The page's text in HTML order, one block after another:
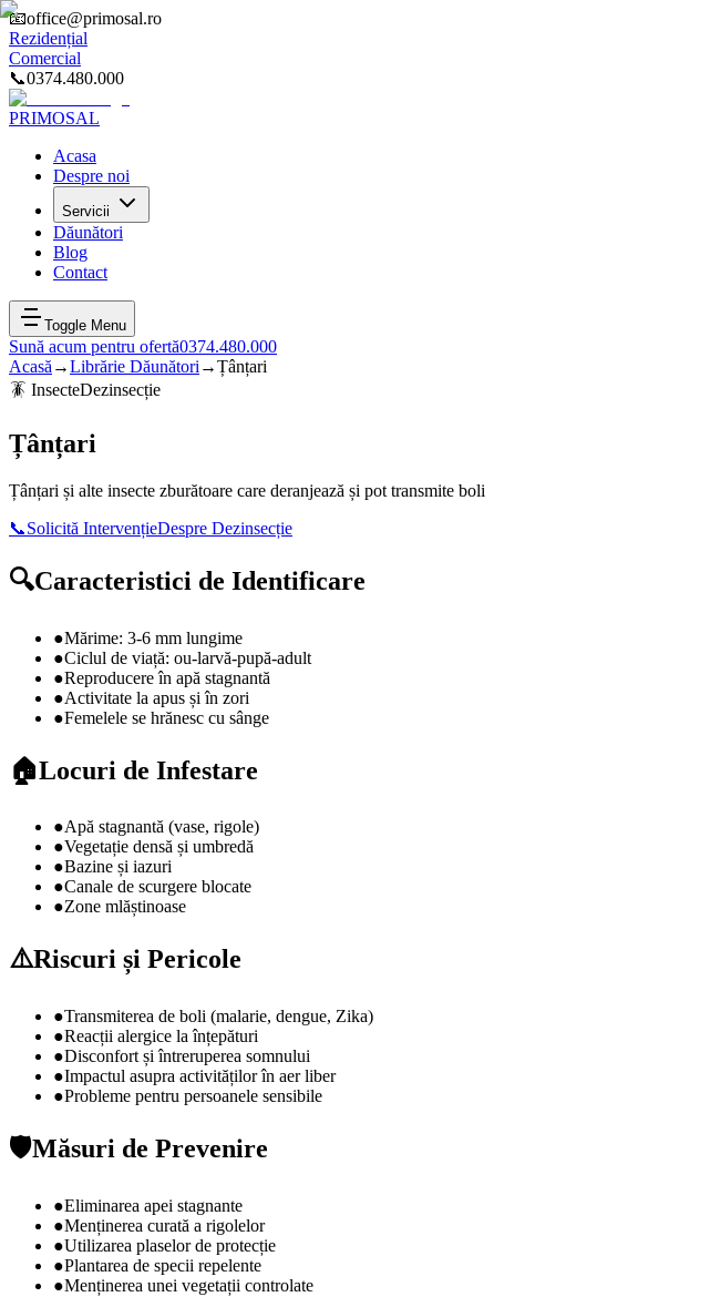
📧office@primosal.ro
Rezidențial
Comercial
📞0374.480.000
PRIMOSAL
Acasa
Despre noi
Servicii
Dăunători
Blog
Contact
Toggle Menu
Sună acum pentru ofertă0374.480.000
Acasă →Librărie Dăunători →Țânțari
🪳 InsecteDezinsecție
Țânțari
Țânțari și alte insecte zburătoare care deranjează și pot transmite boli
📞Solicită IntervențieDespre Dezinsecție
🔍Caracteristici de Identificare
●Mărime: 3-6 mm lungime
●Ciclul de viață: ou-larvă-pupă-adult
●Reproducere în apă stagnantă
●Activitate la apus și în zori
●Femelele se hrănesc cu sânge
🏠Locuri de Infestare
●Apă stagnantă (vase, rigole)
●Vegetație densă și umbredă
●Bazine și iazuri
●Canale de scurgere blocate
●Zone mlăștinoase
⚠️Riscuri și Pericole
●Transmiterea de boli (malarie, dengue, Zika)
●Reacții alergice la înțepături
●Disconfort și întreruperea somnului
●Impactul asupra activităților în aer liber
●Probleme pentru persoanele sensibile
🛡️Măsuri de Prevenire
●Eliminarea apei stagnante
●Menținerea curată a rigolelor
●Utilizarea plaselor de protecție
●Plantarea de specii repelente
●Menținerea unei vegetații controlate